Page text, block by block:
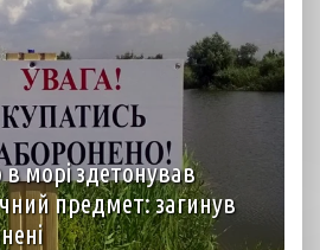
в морі здетонував
предмет: загинув